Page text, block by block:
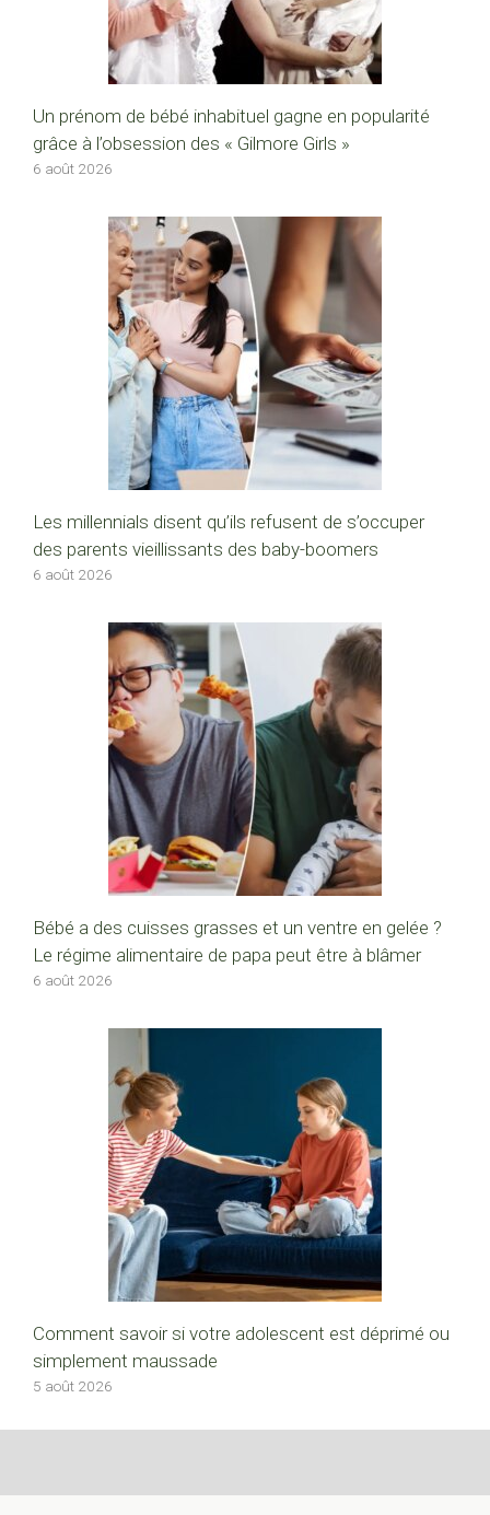
Un prénom de bébé inhabituel gagne en popularité
grâce à l’obsession des « Gilmore Girls »
6 août 2026
Les millennials disent qu’ils refusent de s’occuper
des parents vieillissants des baby-boomers
6 août 2026
Bébé a des cuisses grasses et un ventre en gelée ?
Le régime alimentaire de papa peut être à blâmer
6 août 2026
Comment savoir si votre adolescent est déprimé ou
simplement maussade
5 août 2026